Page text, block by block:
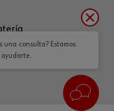
una consulta? Estamos